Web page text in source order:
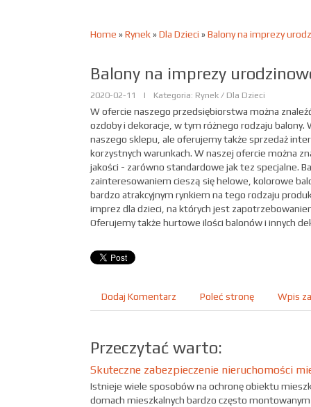
Home »Rynek»Dla Dzieci »Balony na imprezy
Balony na imprezy
2020-02-11 | Kategoria: Rynek / Dla Dzieci
W ofercie naszego przedsiębiorstwa można
ozdoby i dekoracje, w tym różnego rodzaju balony.
naszego sklepu, ale oferujemy także sprzedaż
korzystnych warunkach. W naszej ofercie można
jakości - zarówno standardowe jak tez specjalne.
zainteresowaniem cieszą się helowe, kolorowe
bardzo atrakcyjnym rynkiem na tego rodzaju
imprez dla dzieci, na których jest
Oferujemy także hurtowe ilości balonów i innych
Dodaj Komentarz Poleć stronę Wpis
Przeczytać warto:
Skuteczne zabezpieczenie nieruchomości
Istnieje wiele sposobów na ochronę obiektu
domach mieszkalnych bardzo często